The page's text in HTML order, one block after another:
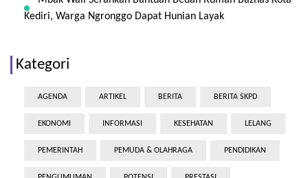
Kediri, Warga Ngronggo Dapat Hunian Layak
Kategori
AGENDA ARTIKEL BERITA BERITA SKPD
EKONOMI INFORMASI KESEHATAN LELANG
PEMERINTAH PEMUDA & OLAHRAGA PENDIDIKAN